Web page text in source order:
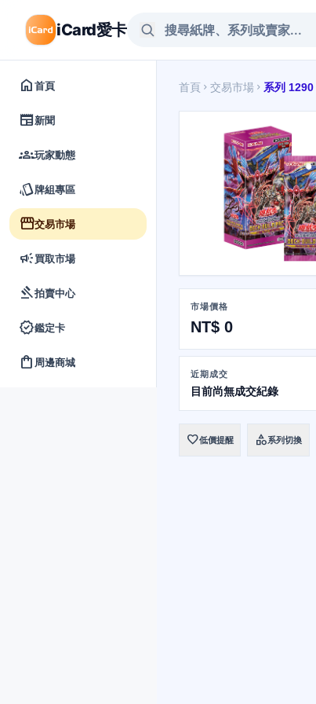
iCard愛卡
home首頁
newspaper新聞
groups玩家動態
style牌組專區
storefront交易市場
campaign買取市場
gavel拍賣中心
verified鑑定卡
shopping_bag 周邊商城
首頁 chevron_right 交易市場 chevron_right 系列 1290
市場價格
NT$ 0
近期成交
目前尚無成交紀錄
favorite低價提醒 category系列切換